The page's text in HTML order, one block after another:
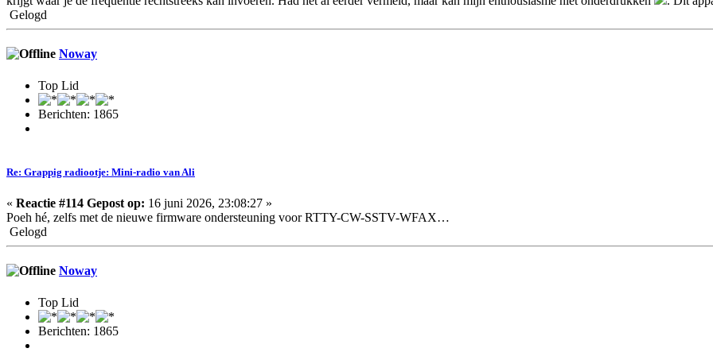
Gelogd
Noway
Top Lid
Berichten: 1865
Re: Grappig radiootje: Mini-radio van Ali
« Reactie #114 Gepost op: 16 juni 2026, 23:08:27 »
Poeh hé, zelfs met de nieuwe firmware ondersteuning voor RTTY-CW-SSTV-WFAX…
Gelogd
Noway
Top Lid
Berichten: 1865